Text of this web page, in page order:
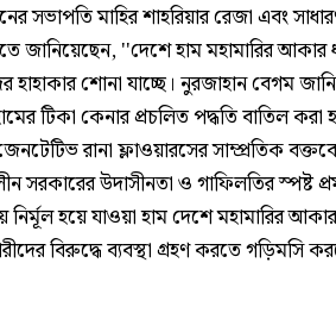
সভাপতি মাহির শাহরিয়ার রেজা এবং
জানিয়েছেন, ''দেশে হাম মহামারির
হাহাকার শোনা যাচ্ছে। নুরজাহান বেগম
টিকা কেনার প্রচলিত পদ্ধতি বাতিল
রানা ফ্লাওয়ারসের সাম্প্রতিক
সরকারের উদাসীনতা ও গাফিলতির স্পষ্ট
নির্মূল হয়ে যাওয়া হাম দেশে মহামারির
বিরুদ্ধে ব্যবস্থা গ্রহণ করতে